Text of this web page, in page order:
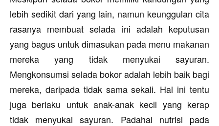
lebih sedikit dari yang lain, namun keunggulan cita
rasanya membuat selada ini adalah keputusan
yang bagus untuk dimasukan pada menu makanan
mereka yang tidak menyukai sayuran.
Mengkonsumsi selada bokor adalah lebih baik bagi
mereka, daripada tidak sama sekali. Hal ini tentu
juga berlaku untuk anak-anak kecil yang kerap
tidak menyukai sayuran. Padahal nutrisi pada